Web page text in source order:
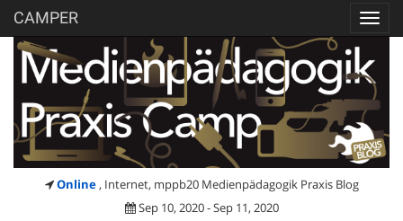
CAMPER
Online , Internet, mppb20 Medienpädagogik Praxis Blog
Sep 10, 2020 - Sep 11, 2020